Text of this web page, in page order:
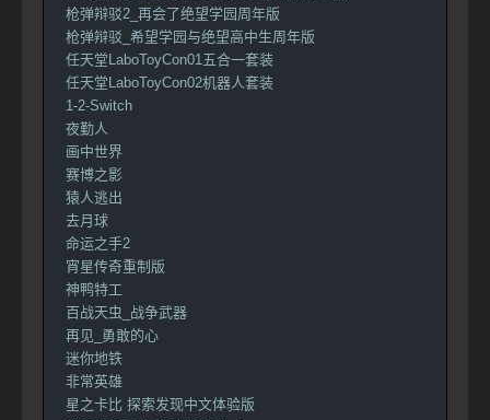
枪弹辩驳2_再会了绝望学园周年版
枪弹辩驳_希望学园与绝望高中生周年版
任天堂LaboToyCon01五合一套装
任天堂LaboToyCon02机器人套装
1-2-Switch
夜勤人
画中世界
赛博之影
猿人逃出
去月球
命运之手2
宵星传奇重制版
神鸭特工
百战天虫_战争武器
再见_勇敢的心
迷你地铁
非常英雄
星之卡比 探索发现中文体验版